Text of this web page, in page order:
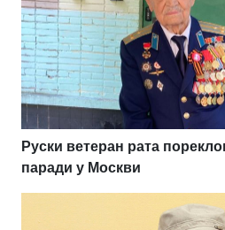
Руски ветеран рата
паради у Москви